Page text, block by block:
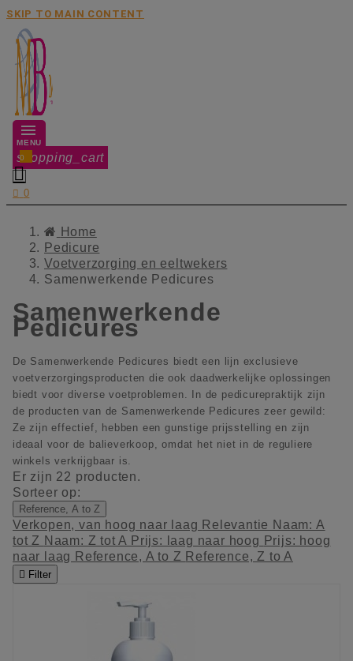
SKIP TO MAIN CONTENT
MENU
shopping_cart
0

 0
Home
Pedicure
Voetverzorging en eeltwekers
Samenwerkende Pedicures
Samenwerkende
Pedicures
De Samenwerkende Pedicures biedt een lijn exclusieve
voetverzorgingsproducten die ook daadwerkelijke oplossingen
biedt voor diverse voetproblemen. In de pedicurepraktijk zijn
de producten van de Samenwerkende Pedicures zeer gewild:
Ze zijn effectief, hebben een gunstige prijsstelling en zijn
ideaal voor de balieverkoop, omdat het niet in de reguliere
winkels verkrijgbaar is.
Er zijn 22 producten.
Sorteer op:
Reference, A to Z
Verkopen, van hoog naar laag Relevantie Naam: A
tot Z Naam: Z tot A Prijs: laag naar hoog Prijs: hoog
naar laag Reference, A to Z Reference, Z to A
 Filter